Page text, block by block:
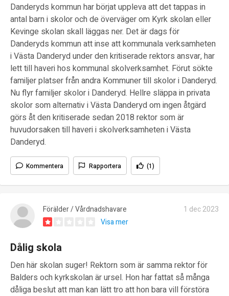
Danderyds kommun har börjat uppleva att det tappas in
antal barn i skolor och de överväger om Kyrk skolan eller
Kevinge skolan skall läggas ner. Det är dags för
Danderyds kommun att inse att kommunala verksamheten
i Västa Danderyd under den kritiserade rektors ansvar, har
lett till haveri hos kommunal skolverksamhet. Förut sökte
familjer platser från andra Kommuner till skolor i Danderyd.
Nu flyr familjer skolor i Danderyd. Hellre släppa in privata
skolor som alternativ i Västa Danderyd om ingen åtgärd
görs åt den kritiserade sedan 2018 rektor som är
huvudorsaken till haveri i skolverksamheten i Västa
Danderyd.
Kommentera Rapportera (1)
Förälder / Vårdnadshavare
1 dec 2023
Visa mer
Dålig skola
Den här skolan suger! Rektorn som är samma rektor för
Balders och kyrkskolan är ursel. Hon har fattat så många
dåliga beslut att man kan lätt tro att hon bara vill förstöra